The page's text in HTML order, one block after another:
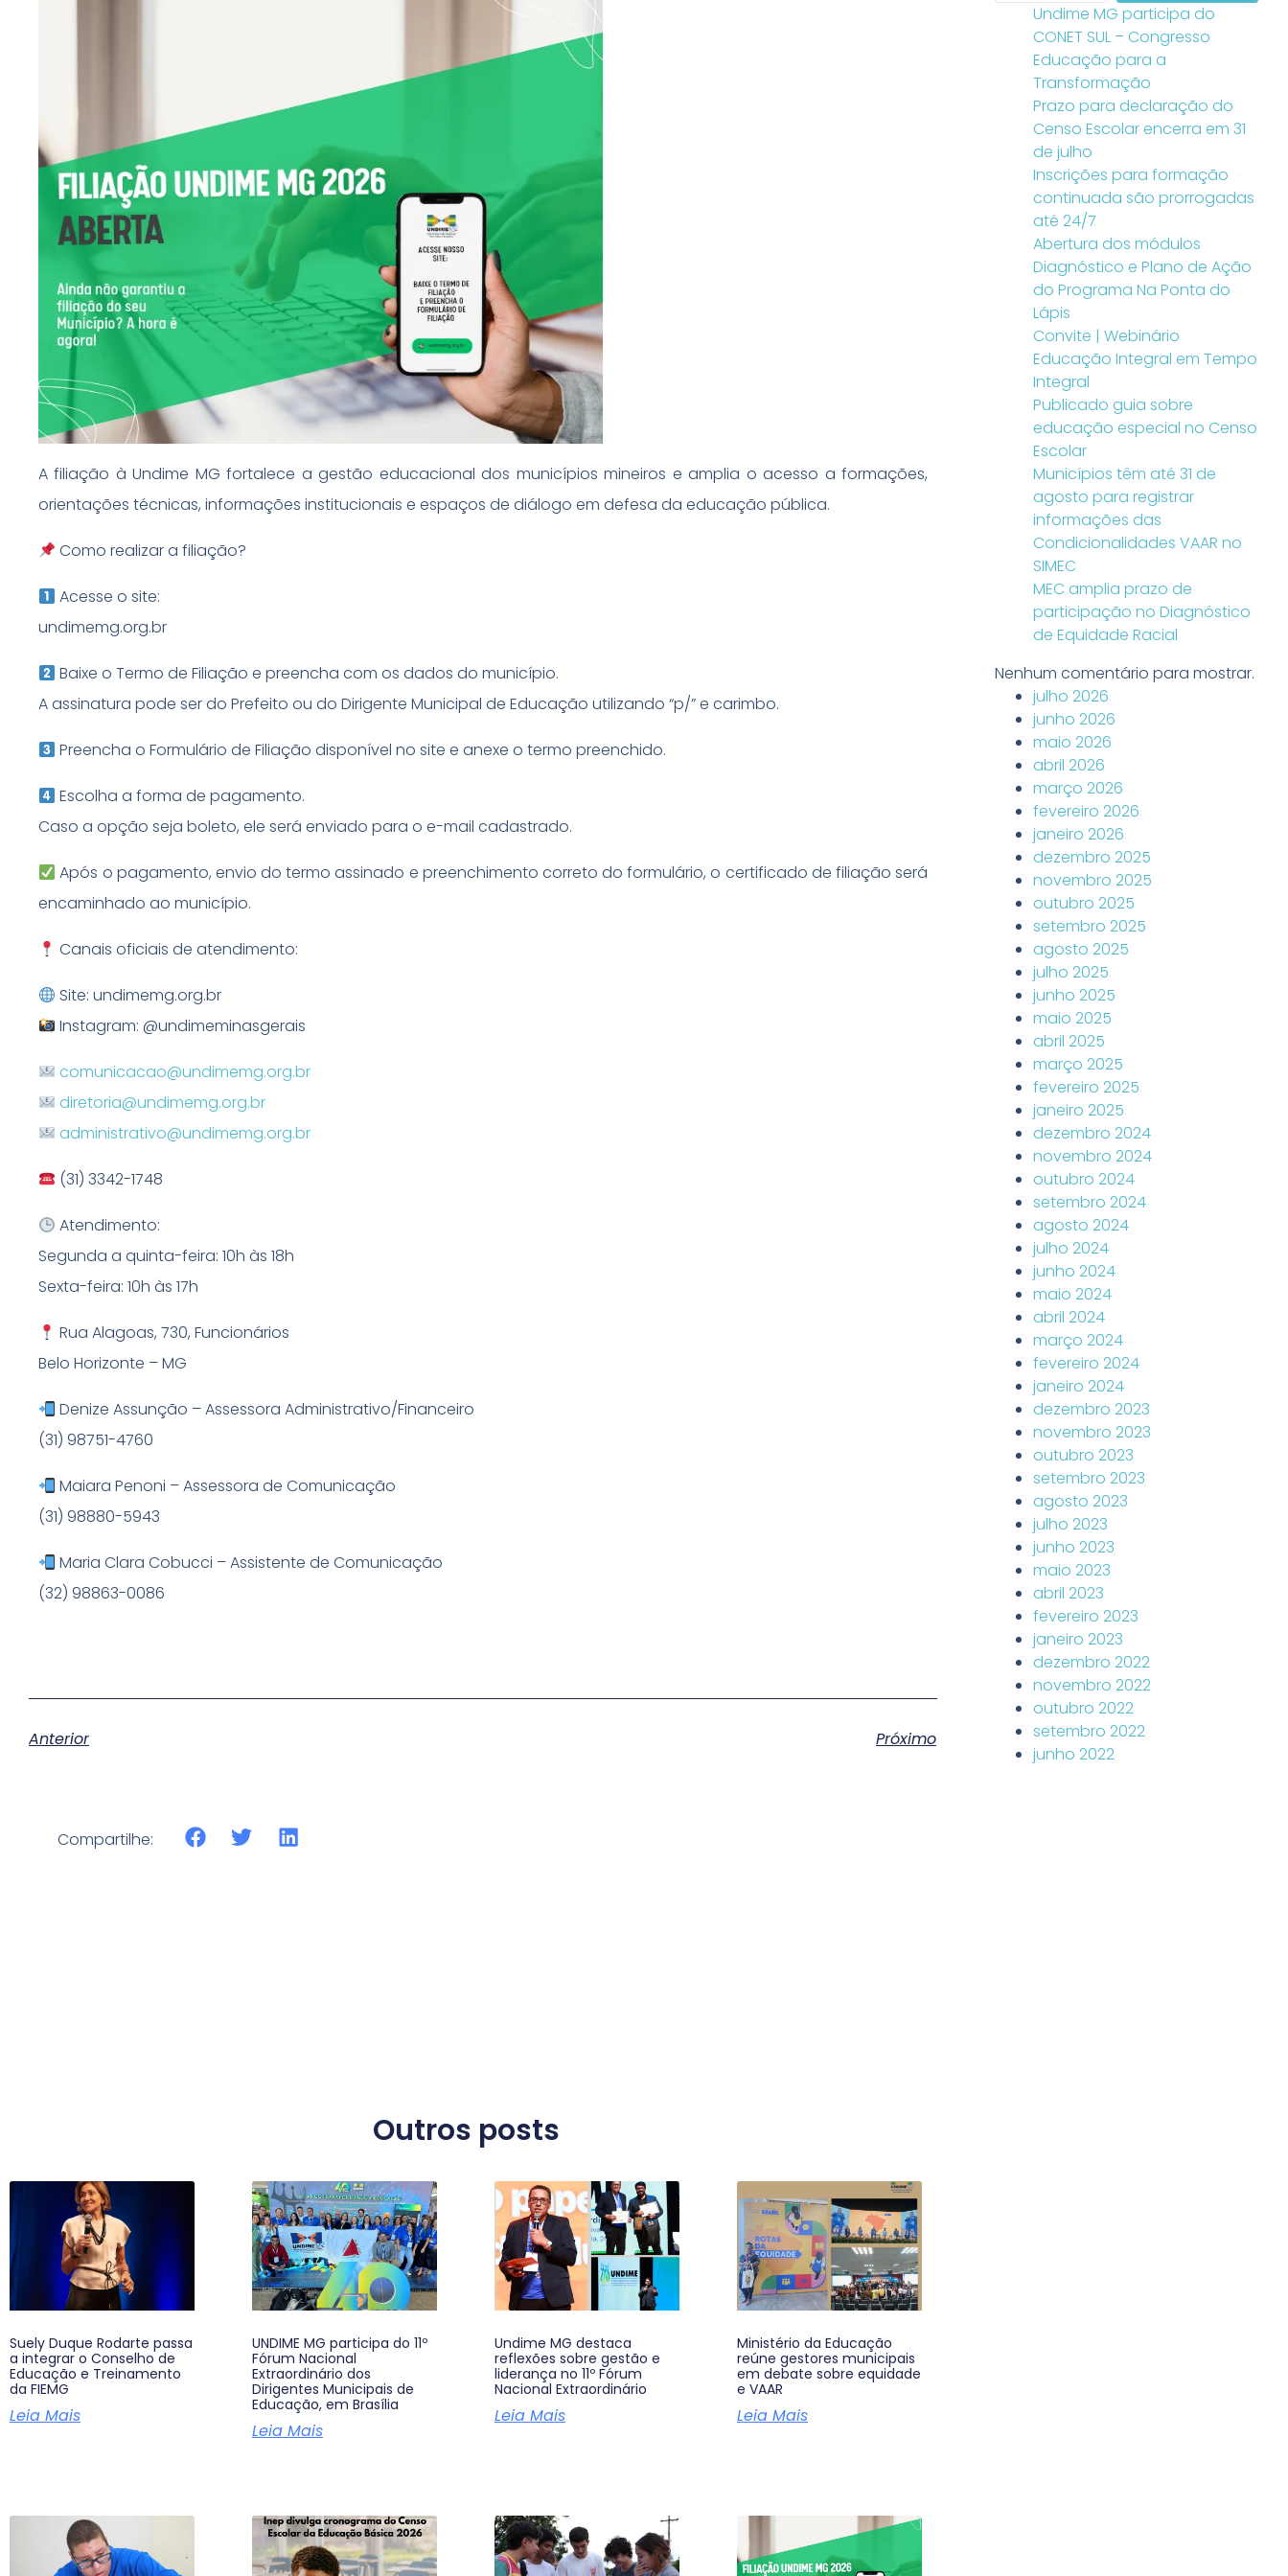
A filiação à Undime MG fortalece a gestão educacional dos municípios mineiros e amplia o acesso a formações,
orientações técnicas, informações institucionais e espaços de diálogo em defesa da educação pública.
Como realizar a filiação?
Acesse o site:
undimemg.org.br
Baixe o Termo de Filiação e preencha com os dados do município.
A assinatura pode ser do Prefeito ou do Dirigente Municipal de Educação utilizando “p/” e carimbo.
Preencha o Formulário de Filiação disponível no site e anexe o termo preenchido.
Escolha a forma de pagamento.
Caso a opção seja boleto, ele será enviado para o e-mail cadastrado.
Após o pagamento, envio do termo assinado e preenchimento correto do formulário, o certificado de filiação será
encaminhado ao município.
Canais oficiais de atendimento:
Site: undimemg.org.br
Instagram: @undimeminasgerais
comunicacao@undimemg.org.br
diretoria@undimemg.org.br
administrativo@undimemg.org.br
(31) 3342-1748
Atendimento:
Segunda a quinta-feira: 10h às 18h
Sexta-feira: 10h às 17h
Rua Alagoas, 730, Funcionários
Belo Horizonte – MG
Denize Assunção – Assessora Administrativo/Financeiro
(31) 98751-4760
Maiara Penoni – Assessora de Comunicação
(31) 98880-5943
Maria Clara Cobucci – Assistente de Comunicação
(32) 98863-0086
Anterior Próximo
Compartilhe:
Undime MG participa do
CONET SUL – Congresso
Educação para a
Transformação
Prazo para declaração do
Censo Escolar encerra em 31
de julho
Inscrições para formação
continuada são prorrogadas
até 24/7
Abertura dos módulos
Diagnóstico e Plano de Ação
do Programa Na Ponta do
Lápis
Convite | Webinário
Educação Integral em Tempo
Integral
Publicado guia sobre
educação especial no Censo
Escolar
Municípios têm até 31 de
agosto para registrar
informações das
Condicionalidades VAAR no
SIMEC
MEC amplia prazo de
participação no Diagnóstico
de Equidade Racial
Nenhum comentário para mostrar.
julho 2026
junho 2026
maio 2026
abril 2026
março 2026
fevereiro 2026
janeiro 2026
dezembro 2025
novembro 2025
outubro 2025
setembro 2025
agosto 2025
julho 2025
junho 2025
maio 2025
abril 2025
março 2025
fevereiro 2025
janeiro 2025
dezembro 2024
novembro 2024
outubro 2024
setembro 2024
agosto 2024
julho 2024
junho 2024
maio 2024
abril 2024
março 2024
fevereiro 2024
janeiro 2024
dezembro 2023
novembro 2023
outubro 2023
setembro 2023
agosto 2023
julho 2023
junho 2023
maio 2023
abril 2023
fevereiro 2023
janeiro 2023
dezembro 2022
novembro 2022
outubro 2022
setembro 2022
junho 2022
Outros posts
Suely Duque Rodarte passa
a integrar o Conselho de
Educação e Treinamento
da FIEMG
Leia Mais
UNDIME MG participa do 11º
Fórum Nacional
Extraordinário dos
Dirigentes Municipais de
Educação, em Brasília
Leia Mais
Undime MG destaca
reflexões sobre gestão e
liderança no 11º Fórum
Nacional Extraordinário
Leia Mais
Ministério da Educação
reúne gestores municipais
em debate sobre equidade
e VAAR
Leia Mais